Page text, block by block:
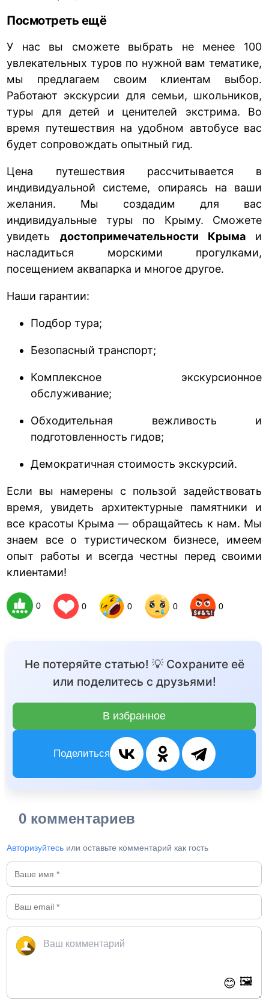
Посмотреть ещё
У нас вы сможете выбрать не менее 100
увлекательных туров по нужной вам тематике,
мы предлагаем своим клиентам выбор.
Работают экскурсии для семьи, школьников,
туры для детей и ценителей экстрима. Во
время путешествия на удобном автобусе вас
будет сопровождать опытный гид.
Цена путешествия рассчитывается в
индивидуальной системе, опираясь на ваши
желания. Мы создадим для вас
индивидуальные туры по Крыму. Сможете
увидеть достопримечательности Крымаи
насладиться морскими прогулками,
посещением аквапарка и многое другое.
Наши гарантии:
Подбор тура;
Безопасный транспорт;
Комплексное экскурсионное
обслуживание;
Обходительная вежливость и
подготовленность гидов;
Демократичная стоимость экскурсий.
Если вы намерены с пользой задействовать
время, увидеть архитектурные памятники и
все красоты Крыма — обращайтесь к нам. Мы
знаем все о туристическом бизнесе, имеем
опыт работы и всегда честны перед своими
клиентами!
0 0 0 0 0
Не потеряйте статью! 💡 Сохраните её
или поделитесь с друзьями!
В избранное
Поделиться
0 комментариев
Авторизуйтесь или оставьте комментарий как гость
😊 🖼️